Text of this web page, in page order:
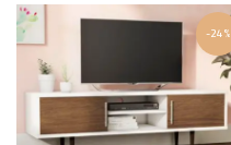
-24%